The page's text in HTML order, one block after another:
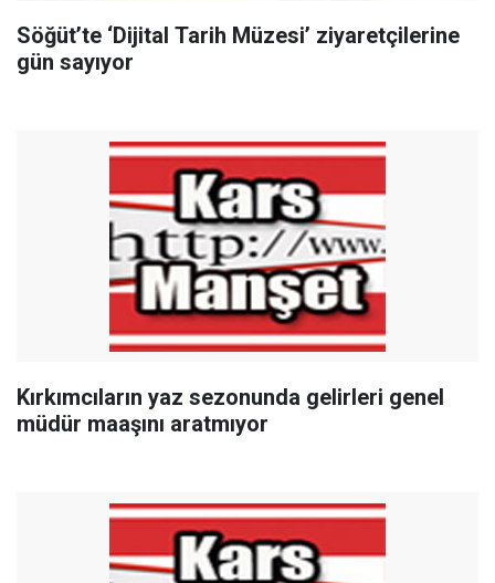
Söğüt’te ‘Dijital Tarih Müzesi’ ziyaretçilerine
gün sayıyor
Kırkımcıların yaz sezonunda gelirleri genel
müdür maaşını aratmıyor